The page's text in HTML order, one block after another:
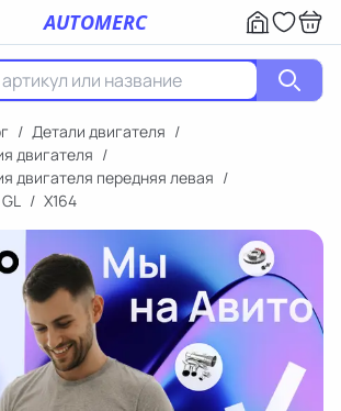
AUTOMERC
/ Детали двигателя /
двигателя /
двигателя передняя левая /
GL / X164